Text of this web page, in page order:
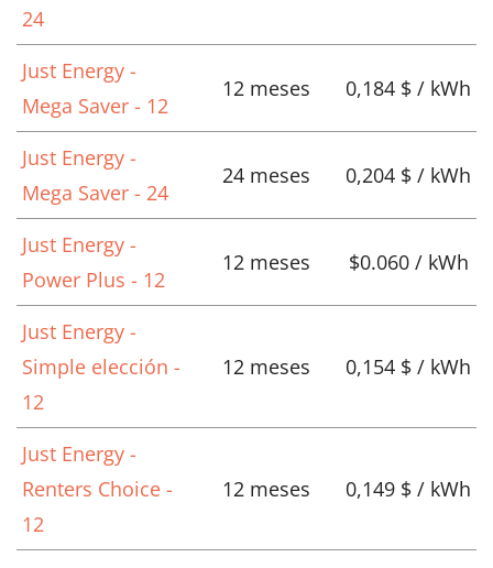
24
Just Energy -
Mega Saver - 12
12 meses 0,184 $ / kWh
Just Energy -
Mega Saver - 24
24 meses 0,204 $ / kWh
Just Energy -
Power Plus - 12
12 meses $0.060 / kWh
Just Energy -
Simple elección -
12
12 meses 0,154 $ / kWh
Just Energy -
Renters Choice -
12
12 meses 0,149 $ / kWh